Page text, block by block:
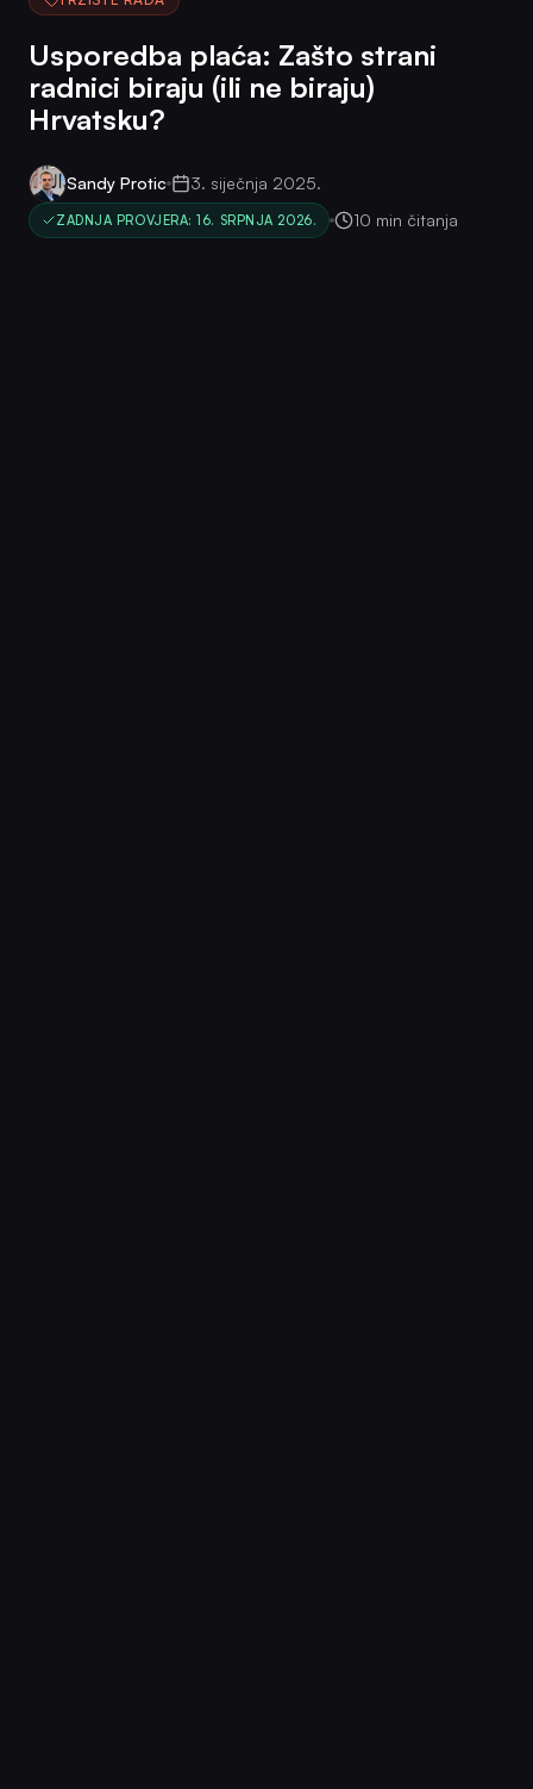
Usporedba plaća: Zašto strani
radnici biraju (ili ne biraju)
Hrvatsku?
Sandy Protic 3. siječnja 2025.
ZADNJA PROVJERA: 16. SRPNJA 2026. 10 min čitanja